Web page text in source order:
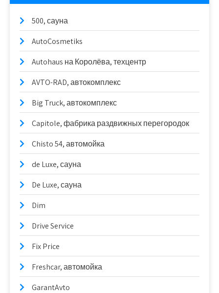
500, сауна
AutoCosmetiks
Autohaus на Королёва, техцентр
AVTO-RAD, автокомплекс
Big Truck, автокомплекс
Capitole, фабрика раздвижных перегородок
Chisto 54, автомойка
de Luxe, сауна
De Luxe, сауна
Dim
Drive Service
Fix Price
Freshcar, автомойка
GarantAvto